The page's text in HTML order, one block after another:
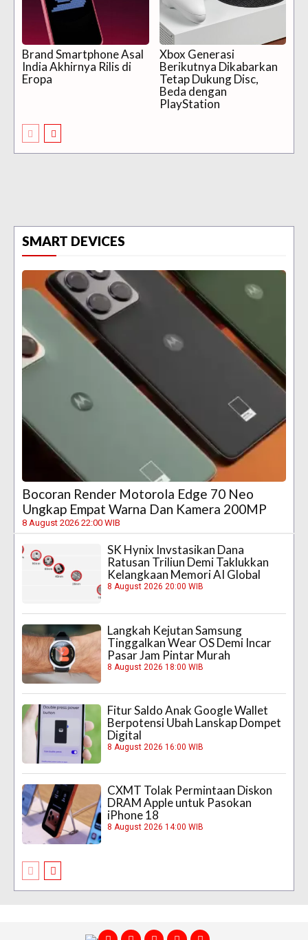
Brand Smartphone Asal
India Akhirnya Rilis di
Eropa
Xbox Generasi
Berikutnya Dikabarkan
Tetap Dukung Disc,
Beda dengan
PlayStation
SMART DEVICES
Bocoran Render Motorola Edge 70 Neo
Ungkap Empat Warna Dan Kamera 200MP
8 August 2026 22:00 WIB
SK Hynix Invstasikan Dana
Ratusan Triliun Demi Taklukkan
Kelangkaan Memori AI Global
8 August 2026 20:00 WIB
Langkah Kejutan Samsung
Tinggalkan Wear OS Demi Incar
Pasar Jam Pintar Murah
8 August 2026 18:00 WIB
Fitur Saldo Anak Google Wallet
Berpotensi Ubah Lanskap Dompet
Digital
8 August 2026 16:00 WIB
CXMT Tolak Permintaan Diskon
DRAM Apple untuk Pasokan
iPhone 18
8 August 2026 14:00 WIB